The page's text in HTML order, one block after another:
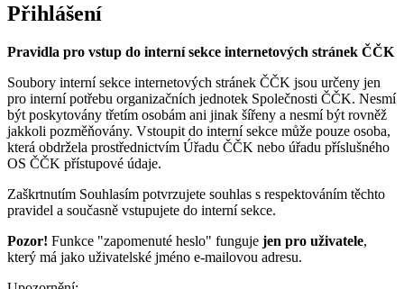
Přihlášení
Pravidla pro vstup do interní sekce internetových stránek ČČK
Soubory interní sekce internetových stránek ČČK jsou určeny jen
pro interní potřebu organizačních jednotek Společnosti ČČK. Nesmí
být poskytovány třetím osobám ani jinak šířeny a nesmí být rovněž
jakkoli pozměňovány. Vstoupit do interní sekce může pouze osoba,
která obdržela prostřednictvím Úřadu ČČK nebo úřadu příslušného
OS ČČK přístupové údaje.
Zaškrtnutím Souhlasím potvrzujete souhlas s respektováním těchto
pravidel a současně vstupujete do interní sekce.
Pozor! Funkce "zapomenuté heslo" funguje jen pro uživatele,
který má jako uživatelské jméno e-mailovou adresu.